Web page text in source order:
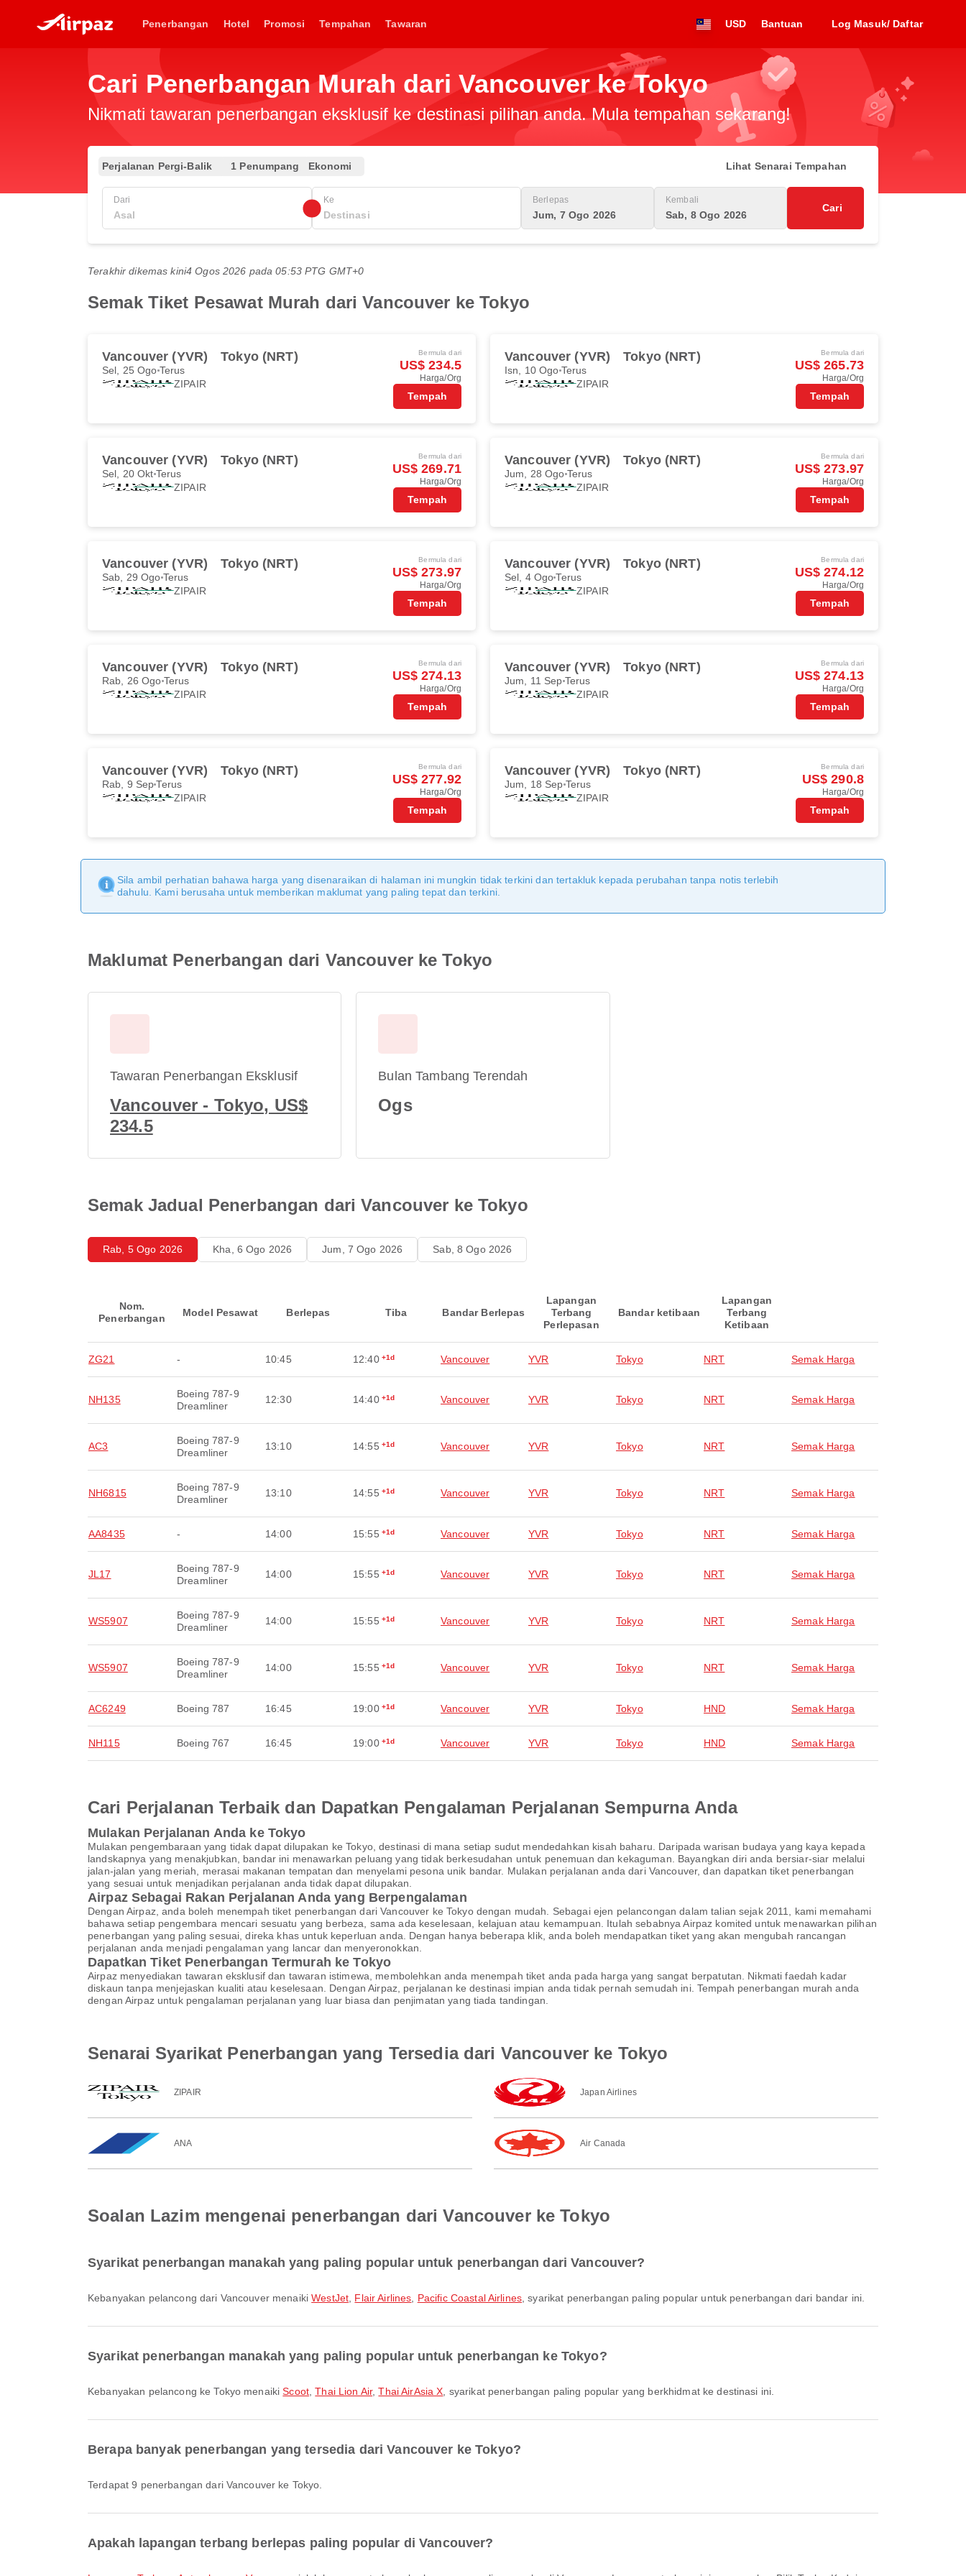
Penerbangan Hotel Promosi Tempahan Tawaran USD Bantuan Log Masuk/ Daftar
Cari Penerbangan Murah dari Vancouver ke Tokyo
Nikmati tawaran penerbangan eksklusif ke destinasi pilihan anda. Mula tempahan sekarang!
Perjalanan Pergi-Balik 1 Penumpang Ekonomi Lihat Senarai Tempahan
Dari Ke Berlepas
Jum, 7 Ogo 2026
Kembali
Sab, 8 Ogo 2026
Cari
Terakhir dikemas kini4 Ogos 2026 pada 05:53 PTG GMT+0
Semak Tiket Pesawat Murah dari Vancouver ke Tokyo
Vancouver (YVR) Tokyo (NRT)
Sel, 25 Ogo Terus
ZIPAIR
Bermula dari
US$ 234.5
Harga/Org
Tempah
Vancouver (YVR) Tokyo (NRT)
Isn, 10 Ogo Terus
ZIPAIR
Bermula dari
US$ 265.73
Harga/Org
Tempah
Vancouver (YVR) Tokyo (NRT)
Sel, 20 Okt Terus
ZIPAIR
Bermula dari
US$ 269.71
Harga/Org
Tempah
Vancouver (YVR) Tokyo (NRT)
Jum, 28 Ogo Terus
ZIPAIR
Bermula dari
US$ 273.97
Harga/Org
Tempah
Vancouver (YVR) Tokyo (NRT)
Sab, 29 Ogo Terus
ZIPAIR
Bermula dari
US$ 273.97
Harga/Org
Tempah
Vancouver (YVR) Tokyo (NRT)
Sel, 4 OgoTerus
ZIPAIR
Bermula dari
US$ 274.12
Harga/Org
Tempah
Vancouver (YVR) Tokyo (NRT)
Rab, 26 Ogo Terus
ZIPAIR
Bermula dari
US$ 274.13
Harga/Org
Tempah
Vancouver (YVR) Tokyo (NRT)
Jum, 11 Sep Terus
ZIPAIR
Bermula dari
US$ 274.13
Harga/Org
Tempah
Vancouver (YVR) Tokyo (NRT)
Rab, 9 SepTerus
ZIPAIR
Bermula dari
US$ 277.92
Harga/Org
Tempah
Vancouver (YVR) Tokyo (NRT)
Jum, 18 Sep Terus
ZIPAIR
Bermula dari
US$ 290.8
Harga/Org
Tempah
Sila ambil perhatian bahawa harga yang disenaraikan di halaman ini mungkin tidak terkini dan tertakluk kepada perubahan tanpa notis terlebih
dahulu. Kami berusaha untuk memberikan maklumat yang paling tepat dan terkini.
Maklumat Penerbangan dari Vancouver ke Tokyo
Tawaran Penerbangan Eksklusif
Vancouver - Tokyo, US$
234.5
Bulan Tambang Terendah
Ogs
Semak Jadual Penerbangan dari Vancouver ke Tokyo
Rab, 5 Ogo 2026 Kha, 6 Ogo 2026 Jum, 7 Ogo 2026 Sab, 8 Ogo 2026
Nom.
Penerbangan
Model Pesawat Berlepas Tiba Bandar Berlepas
Lapangan
Terbang
Perlepasan
Bandar ketibaan
Lapangan
Terbang
Ketibaan
ZG21 - 10:45 12:40 +1d Vancouver YVR Tokyo NRT Semak Harga
NH135
Boeing 787-9
Dreamliner
12:30 14:40 +1d Vancouver YVR Tokyo NRT Semak Harga
AC3
Boeing 787-9
Dreamliner
13:10 14:55 +1d Vancouver YVR Tokyo NRT Semak Harga
NH6815
Boeing 787-9
Dreamliner
13:10 14:55 +1d Vancouver YVR Tokyo NRT Semak Harga
AA8435 - 14:00 15:55 +1d Vancouver YVR Tokyo NRT Semak Harga
JL17
Boeing 787-9
Dreamliner
14:00 15:55 +1d Vancouver YVR Tokyo NRT Semak Harga
WS5907
Boeing 787-9
Dreamliner
14:00 15:55 +1d Vancouver YVR Tokyo NRT Semak Harga
WS5907
Boeing 787-9
Dreamliner
14:00 15:55 +1d Vancouver YVR Tokyo NRT Semak Harga
AC6249 Boeing 787 16:45 19:00 +1d Vancouver YVR Tokyo HND Semak Harga
NH115 Boeing 767 16:45 19:00 +1d Vancouver YVR Tokyo HND Semak Harga
Cari Perjalanan Terbaik dan Dapatkan Pengalaman Perjalanan Sempurna Anda
Mulakan Perjalanan Anda ke Tokyo
Mulakan pengembaraan yang tidak dapat dilupakan ke Tokyo, destinasi di mana setiap sudut mendedahkan kisah baharu. Daripada warisan budaya yang kaya kepada
landskapnya yang menakjubkan, bandar ini menawarkan peluang yang tidak berkesudahan untuk penemuan dan kekaguman. Bayangkan diri anda bersiar-siar melalui
jalan-jalan yang meriah, merasai makanan tempatan dan menyelami pesona unik bandar. Mulakan perjalanan anda dari Vancouver, dan dapatkan tiket penerbangan
yang sesuai untuk menjadikan perjalanan anda tidak dapat dilupakan.
Airpaz Sebagai Rakan Perjalanan Anda yang Berpengalaman
Dengan Airpaz, anda boleh menempah tiket penerbangan dari Vancouver ke Tokyo dengan mudah. Sebagai ejen pelancongan dalam talian sejak 2011, kami memahami
bahawa setiap pengembara mencari sesuatu yang berbeza, sama ada keselesaan, kelajuan atau kemampuan. Itulah sebabnya Airpaz komited untuk menawarkan pilihan
penerbangan yang paling sesuai, direka khas untuk keperluan anda. Dengan hanya beberapa klik, anda boleh mendapatkan tiket yang akan mengubah rancangan
perjalanan anda menjadi pengalaman yang lancar dan menyeronokkan.
Dapatkan Tiket Penerbangan Termurah ke Tokyo
Airpaz menyediakan tawaran eksklusif dan tawaran istimewa, membolehkan anda menempah tiket anda pada harga yang sangat berpatutan. Nikmati faedah kadar
diskaun tanpa menjejaskan kualiti atau keselesaan. Dengan Airpaz, perjalanan ke destinasi impian anda tidak pernah semudah ini. Tempah penerbangan murah anda
dengan Airpaz untuk pengalaman perjalanan yang luar biasa dan penjimatan yang tiada tandingan.
Senarai Syarikat Penerbangan yang Tersedia dari Vancouver ke Tokyo
ZIPAIR Japan Airlines
ANA Air Canada
Soalan Lazim mengenai penerbangan dari Vancouver ke Tokyo
Syarikat penerbangan manakah yang paling popular untuk penerbangan dari Vancouver?
Kebanyakan pelancong dari Vancouver menaikiWestJet Flair Airlines Pacific Coastal Airlines , syarikat penerbangan paling popular untuk penerbangan dari bandar ini.
Syarikat penerbangan manakah yang paling popular untuk penerbangan ke Tokyo?
Kebanyakan pelancong ke Tokyo menaikiScoot ,Thai Lion Air,Thai AirAsia X , syarikat penerbangan paling popular yang berkhidmat ke destinasi ini.
Berapa banyak penerbangan yang tersedia dari Vancouver ke Tokyo?
Terdapat 9 penerbangan dari Vancouver ke Tokyo.
Apakah lapangan terbang berlepas paling popular di Vancouver?